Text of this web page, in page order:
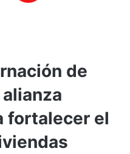
de
fortalecer el